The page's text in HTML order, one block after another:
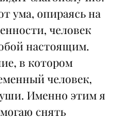
ума, опираясь на
человек
настоящим.
в котором
человек,
Именно этим я
снять